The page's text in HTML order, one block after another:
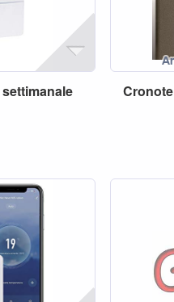
settimanale